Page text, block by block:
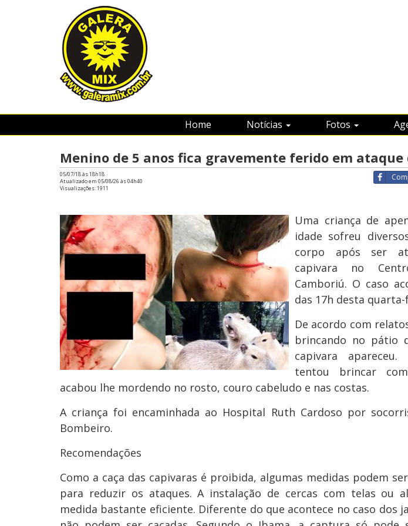
Home Notícias Fotos
Menino de 5 anos fica gravemente ferido em ataque
05/07/18 às 18h18
Atualizado em 05/08/26 às 04h40
Visualizações:1911
Uma criança de
idade sofreu
corpo após ser
capivara no
Camboriú. O caso
das 17h desta quarta-
De acordo com
brincando no pátio
capivara
tentou brincar
acabou lhe mordendo no rosto, couro cabeludo e nas costas.
A criança foi encaminhada ao Hospital Ruth Cardoso por
Bombeiro.
Recomendações
Como a caça das capivaras é proibida, algumas medidas podem
para reduzir os ataques. A instalação de cercas com telas ou
medida bastante eficiente. Diferente do que acontece no caso dos